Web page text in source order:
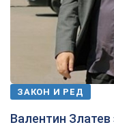
ЗАКОН И РЕД
Валентин